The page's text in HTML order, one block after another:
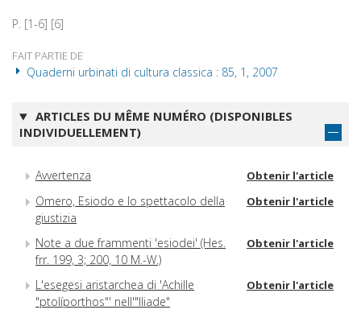
P. [1-6] [6]
FAIT PARTIE DE
Quaderni urbinati di cultura classica : 85, 1, 2007
ARTICLES DU MÊME NUMÉRO (DISPONIBLES
INDIVIDUELLEMENT)
Avvertenza Obtenir l'article
Omero, Esiodo e lo spettacolo della
giustizia
Obtenir l'article
Note a due frammenti 'esiodei' (Hes.
frr. 199, 3; 200, 10 M.-W.)
Obtenir l'article
L'esegesi aristarchea di 'Achille
"ptolíporthos"' nell'"Iliade"
Obtenir l'article